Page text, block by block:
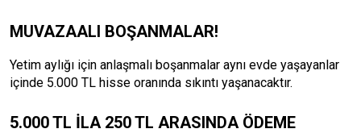
MUVAZAALI BOŞANMALAR!
Yetim aylığı için anlaşmalı boşanmalar aynı evde yaşayanlar
içinde 5.000 TL hisse oranında sıkıntı yaşanacaktır.
5.000 TL İLA 250 TL ARASINDA ÖDEME